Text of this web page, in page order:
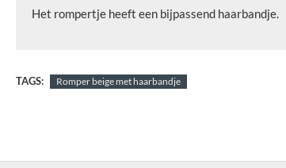
Het rompertje heeft een bijpassend haarbandje.
TAGS: Romper beige met haarbandje